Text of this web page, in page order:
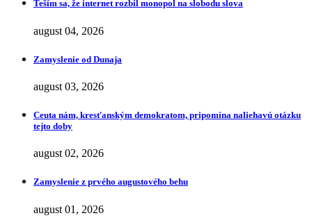
Teším sa, že internet rozbil monopol na slobodu slova
august 04, 2026
Zamyslenie od Dunaja
august 03, 2026
Ceuta nám, kresťanským demokratom, pripomína naliehavú otázku
tejto doby
august 02, 2026
Zamyslenie z prvého augustového behu
august 01, 2026